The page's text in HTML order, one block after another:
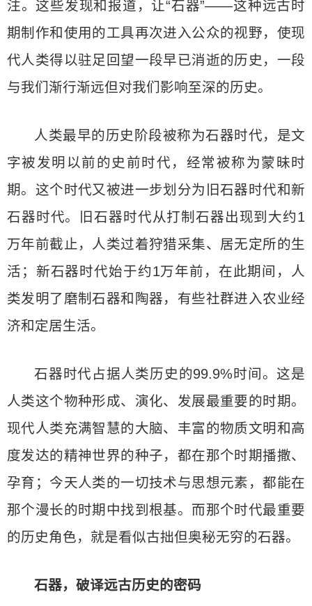
注。这些发现和报道，让“石器”——这种远古时
期制作和使用的工具再次进入公众的视野，使现
代人类得以驻足回望一段早已消逝的历史，一段
与我们渐行渐远但对我们影响至深的历史。
人类最早的历史阶段被称为石器时代，是文
字被发明以前的史前时代，经常被称为蒙昧时
期。这个时代又被进一步划分为旧石器时代和新
石器时代。旧石器时代从打制石器出现到大约1
万年前截止，人类过着狩猎采集、居无定所的生
活；新石器时代始于约1万年前，在此期间，人
类发明了磨制石器和陶器，有些社群进入农业经
济和定居生活。
石器时代占据人类历史的99.9%时间。这是
人类这个物种形成、演化、发展最重要的时期。
现代人类充满智慧的大脑、丰富的物质文明和高
度发达的精神世界的种子，都在那个时期播撒、
孕育；今天人类的一切技术与思想元素，都能在
那个漫长的时期中找到根基。而那个时代最重要
的历史角色，就是看似古拙但奥秘无穷的石器。
石器，破译远古历史的密码